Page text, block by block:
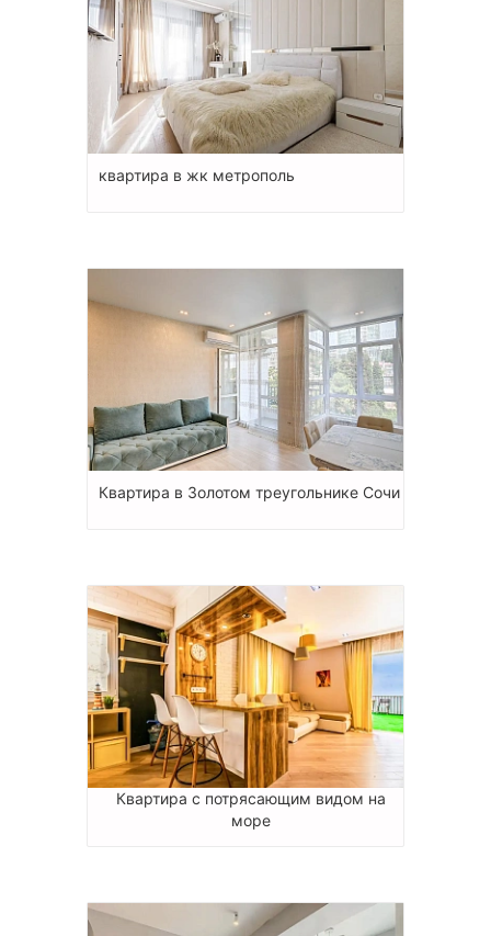
квартира в жк метрополь
Квартира в Золотом треугольнике Сочи
Квартира с потрясающим видом на
море